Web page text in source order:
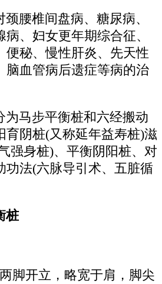
腰椎间盘病、糖尿病、
、妇女更年期综合征、
便秘、慢性肝炎、先天性
脑血管病后遗症等病的治
为马步平衡桩和六经搬动
育阴桩(又称延年益寿桩)滋
强身桩)、平衡阴阳桩、对
功法(六脉导引术、五脏循
桩
脚开立，略宽于肩，脚尖